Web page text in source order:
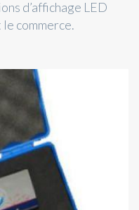
d’affichage LED
commerce.